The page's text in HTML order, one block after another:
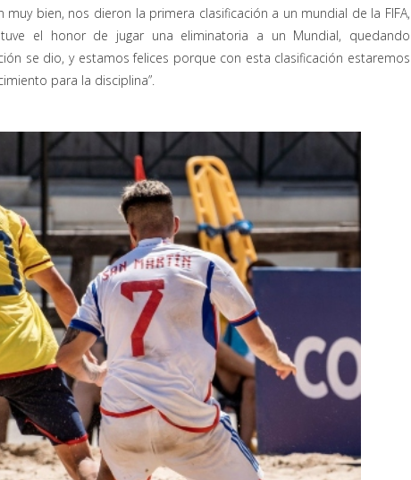
bien, nos dieron la primera clasificación a un mundial de la FIFA,
el honor de jugar una eliminatoria a un Mundial, quedando
se dio, y estamos felices porque con esta clasificación estaremos
para la disciplina”.